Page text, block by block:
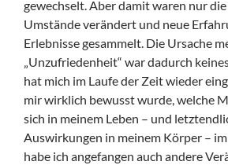
gewechselt. Aber damit waren nur
Umstände verändert und neue
Erlebnisse gesammelt. Die Ursache
„Unzufriedenheit“ war dadurch
hat mich im Laufe der Zeit wieder
mir wirklich bewusst wurde, welche
sich in meinem Leben – und
Auswirkungen in meinem Körper –
habe ich angefangen auch andere